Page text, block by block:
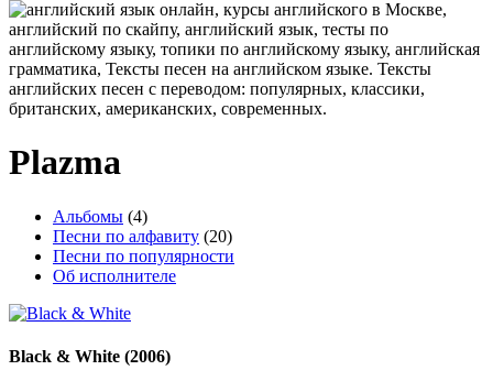
Plazma
Альбомы (4)
Песни по алфавиту (20)
Песни по популярности
Об исполнителе
Black & White (2006)